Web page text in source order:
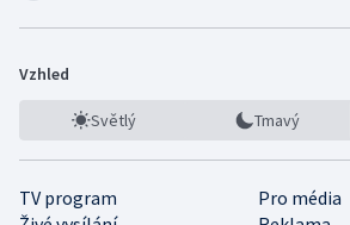
Vzhled
Světlý Tmavý
TV program
Pro média